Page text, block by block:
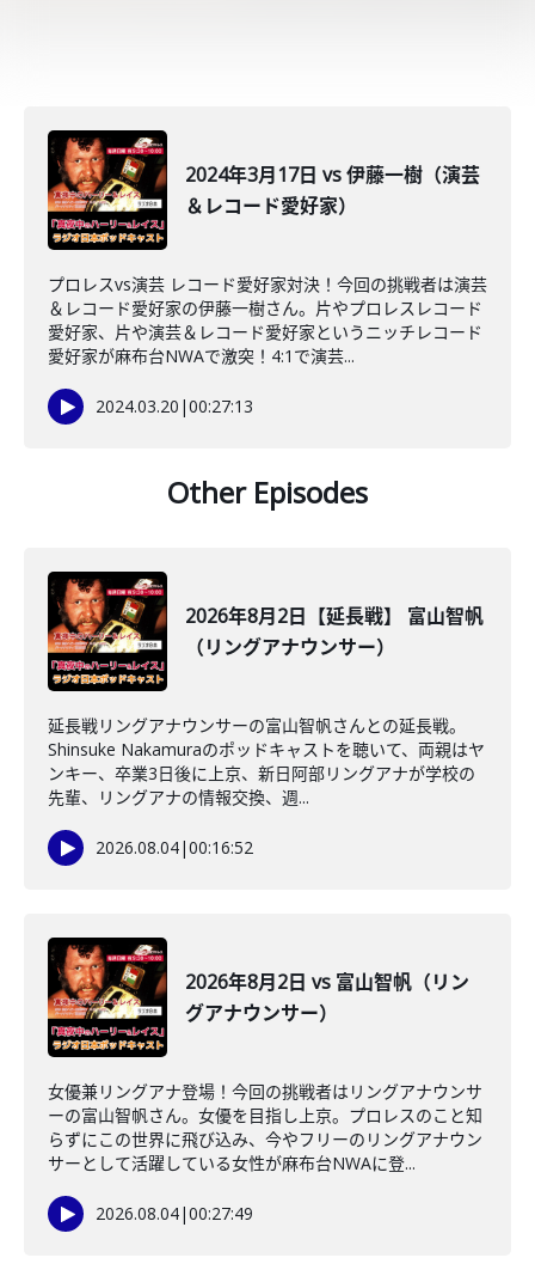
2024年3月17日 vs 伊藤一樹（演芸
＆レコード愛好家）
プロレスvs演芸 レコード愛好家対決！今回の挑戦者は演芸
＆レコード愛好家の伊藤一樹さん。片やプロレスレコード
愛好家、片や演芸＆レコード愛好家というニッチレコード
愛好家が麻布台NWAで激突！4:1で演芸...
2024.03.20 |00:27:13
Other Episodes
2026年8月2日【延長戦】 富山智帆
（リングアナウンサー）
延長戦リングアナウンサーの富山智帆さんとの延長戦。
Shinsuke Nakamuraのポッドキャストを聴いて、両親はヤ
ンキー、卒業3日後に上京、新日阿部リングアナが学校の
先輩、リングアナの情報交換、週...
2026.08.04|00:16:52
2026年8月2日 vs 富山智帆（リン
グアナウンサー）
女優兼リングアナ登場！今回の挑戦者はリングアナウンサ
ーの富山智帆さん。女優を目指し上京。プロレスのこと知
らずにこの世界に飛び込み、今やフリーのリングアナウン
サーとして活躍している女性が麻布台NWAに登...
2026.08.04|00:27:49